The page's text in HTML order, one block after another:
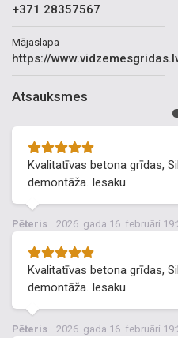
+371 28357567
Mājaslapa
https://
Atsauksmes
Kvalitatīvas betona grīdas,
demontāža. Iesaku
Pēteris 2026. gada 16. februāri
Kvalitatīvas betona grīdas,
demontāža. Iesaku
Pēteris 2026. gada 16. februāri